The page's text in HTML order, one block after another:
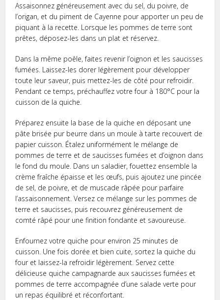
Assaisonnez généreusement avec du sel, du poivre, de
l’origan, et du piment de Cayenne pour apporter un peu de
piquant à la recette. Lorsque les pommes de terre sont
prêtes, déposez-les dans un plat et réservez.
Dans la même poêle, faites revenir l’oignon et les saucisses
fumées. Laissez-les dorer légèrement pour développer
toute leur saveur, puis mettez-les de côté pour refroidir.
Pendant ce temps, préchauffez votre four à 180°C pour la
cuisson de la quiche.
Préparez ensuite la base de la quiche en déposant une
pâte brisée pur beurre dans un moule à tarte recouvert de
papier cuisson. Étalez uniformément le mélange de
pommes de terre et de saucisses fumées et d’oignon dans
le fond du moule. Dans un saladier, fouettez ensemble la
crème fraîche épaisse et les œufs, puis ajoutez une pincée
de sel, de poivre, et de muscade râpée pour parfaire
l’assaisonnement. Versez ce mélange sur les pommes de
terre et saucisses, puis recouvrez généreusement de
comté râpé pour une finition fondante et savoureuse.
Enfournez votre quiche pour environ 25 minutes de
cuisson. Une fois dorée et bien cuite, sortez la quiche du
four et laissez-la refroidir légèrement. Servez cette
délicieuse quiche campagnarde aux saucisses fumées et
pommes de terre accompagnée d’une salade verte pour
un repas équilibré et réconfortant.